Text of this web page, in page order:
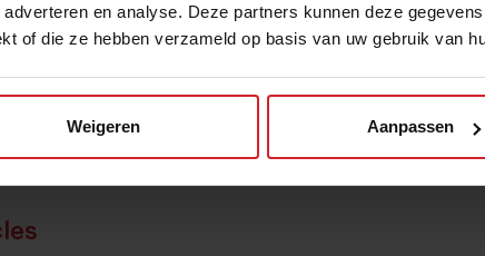
adverteren en analyse. Deze partners kunnen deze
of die ze hebben verzameld op basis van uw gebruik van
Weigeren Aanpassen
du nord: des concepts inspirants
L’Asie, la fermentation & les conserves